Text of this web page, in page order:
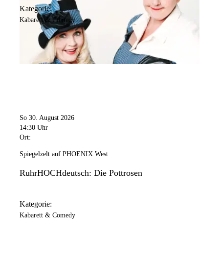
Kategorie:
Kabarett & Comedy
So 30. August 2026
14:30 Uhr
Ort:
Spiegelzelt auf PHOENIX West
RuhrHOCHdeutsch: Die Pottrosen
Kategorie:
Kabarett & Comedy